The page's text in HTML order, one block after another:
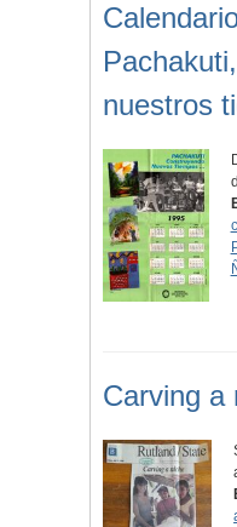
nuestros
Carving a